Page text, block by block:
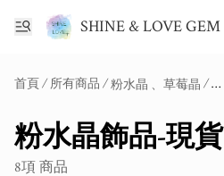
SHINE & LOVE GEM
首頁/所有商品 /粉水晶 、草莓晶 /
粉水晶飾品-現貨
8項 商品